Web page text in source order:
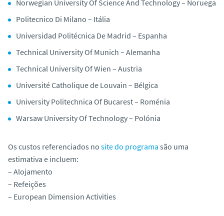
Norwegian University Of Science And Technology – Noruega
Politecnico Di Milano – Itália
Universidad Politécnica De Madrid – Espanha
Technical University Of Munich – Alemanha
Technical University Of Wien – Austria
Université Catholique de Louvain – Bélgica
University Politechnica Of Bucarest – Roménia
Warsaw University Of Technology – Polónia
Os custos referenciados no site do programa são uma
estimativa e incluem:
– Alojamento
– Refeições
– European Dimension Activities